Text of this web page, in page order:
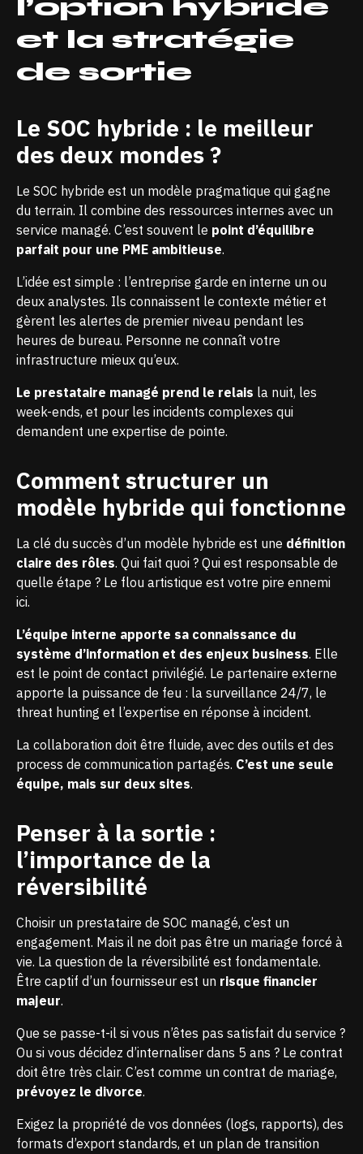
l’option hybride
et la stratégie
de sortie
Le SOC hybride : le meilleur
des deux mondes ?
Le SOC hybride est un modèle pragmatique qui gagne
du terrain. Il combine des ressources internes avec un
service managé. C’est souvent le point d’équilibre
parfait pour une PME ambitieuse.
L’idée est simple : l’entreprise garde en interne un ou
deux analystes. Ils connaissent le contexte métier et
gèrent les alertes de premier niveau pendant les
heures de bureau. Personne ne connaît votre
infrastructure mieux qu’eux.
Le prestataire managé prend le relais la nuit, les
week-ends, et pour les incidents complexes qui
demandent une expertise de pointe.
Comment structurer un
modèle hybride qui fonctionne
La clé du succès d’un modèle hybride est une définition
claire des rôles. Qui fait quoi ? Qui est responsable de
quelle étape ? Le flou artistique est votre pire ennemi
ici.
L’équipe interne apporte sa connaissance du
système d’information et des enjeux business. Elle
est le point de contact privilégié. Le partenaire externe
apporte la puissance de feu : la surveillance 24/7, le
threat hunting et l’expertise en réponse à incident.
La collaboration doit être fluide, avec des outils et des
process de communication partagés. C’est une seule
équipe, mais sur deux sites.
Penser à la sortie :
l’importance de la
réversibilité
Choisir un prestataire de SOC managé, c’est un
engagement. Mais il ne doit pas être un mariage forcé à
vie. La question de la réversibilité est fondamentale.
Être captif d’un fournisseur est un risque financier
majeur.
Que se passe-t-il si vous n’êtes pas satisfait du service ?
Ou si vous décidez d’internaliser dans 5 ans ? Le contrat
doit être très clair. C’est comme un contrat de mariage,
prévoyez le divorce.
Exigez la propriété de vos données (logs, rapports), des
formats d’export standards, et un plan de transition